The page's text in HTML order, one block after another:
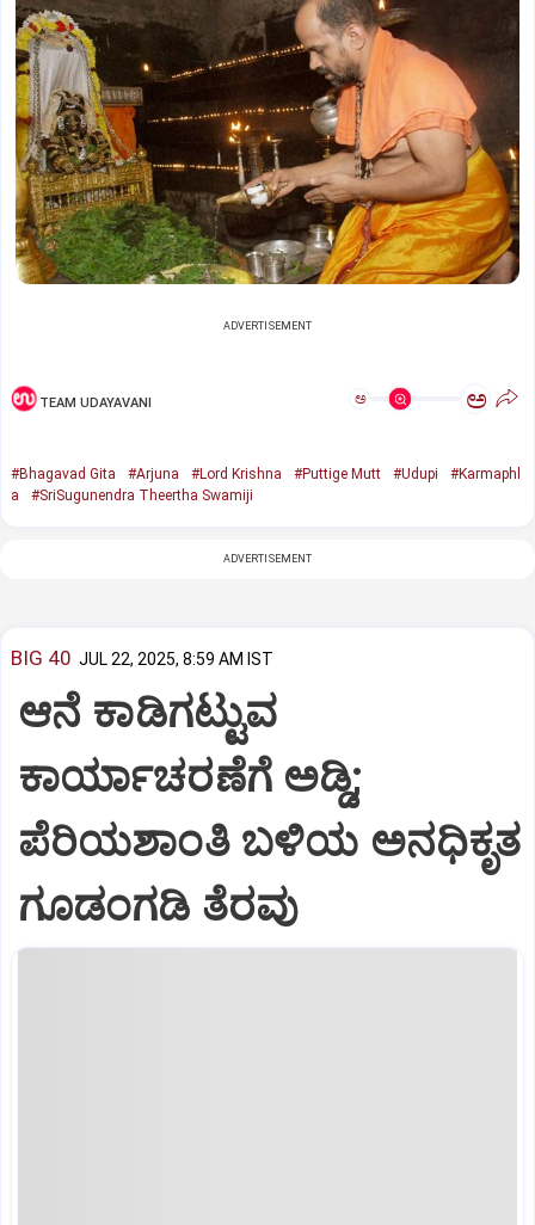
ADVERTISEMENT
TEAM UDAYAVANI ಅ ಅ
#Bhagavad Gita #Arjuna #Lord Krishna #Puttige Mutt #Udupi
#Karmaphl
a
#SriSugunendra Theertha Swamiji
ADVERTISEMENT
BIG 40 JUL 22, 2025, 8:59 AM IST
ಆನೆ ಕಾಡಿಗಟ್ಟುವ
ಕಾರ್ಯಾಚರಣೆಗೆ ಅಡ್ಡಿ;
ಪೆರಿಯಶಾಂತಿ ಬಳಿಯ ಅನಧಿಕೃತ
ಗೂಡಂಗಡಿ ತೆರವು